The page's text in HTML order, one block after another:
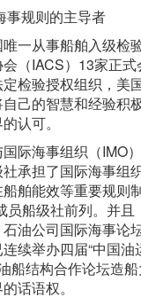
事规则的主导者
一从事船舶入级检
（IACS）13家正
检验授权组织，美
己的智慧和经验积
认可。
际海事组织（IMO
承担了国际海事组
舶能效等重要规则
员船级社前列。并且
油公司国际海事论
续举办四届“中国油
船结构合作论坛造
话语权。